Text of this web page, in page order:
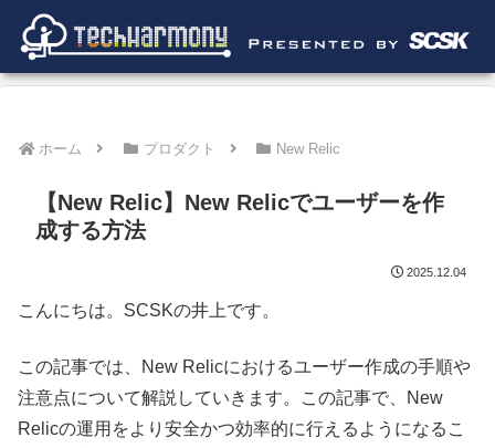
ホーム プロダクト New Relic
【New Relic】New Relicでユーザーを作
成する方法
2025.12.04
こんにちは。SCSKの井上です。
この記事では、New Relicにおけるユーザー作成の手順や
注意点について解説していきます。この記事で、New
Relicの運用をより安全かつ効率的に行えるようになるこ